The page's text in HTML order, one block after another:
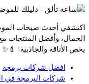
اكتشفي أحدث صيحات
الجمال، وأفضل المنتجات
يخص الأناقة والجاذبية! 💄✨
افضل شركات برمجة
شركات البرمجة في